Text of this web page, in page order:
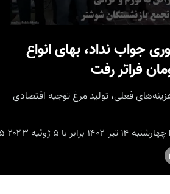
جواب نداد، بهای انواع
فعلی، تولید مرغ توجیه اقتصادی
چهارشنبه ۱۴ تیر ۱۴۰۲ برابر با ۵ ژوئیه ۲۰۲۳ ۸:۴۵